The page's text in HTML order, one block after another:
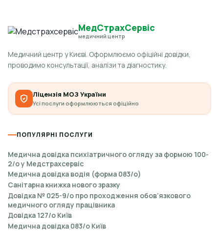
МедСтрахСервіс
медичний центр
Медичний центр у Києві. Оформлюємо офіційні довідки,
проводимо консультації, аналізи та діагностику.
Ліцензія МОЗ України
Усі послуги оформлюються офіційно
ПОПУЛЯРНІ ПОСЛУГИ
Медична довідка психіатричного огляду за формою 100-
2/о у Медстрахсервіс
Медична довідка водія (форма 083/о)
Санітарна книжка нового зразку
Довідка № 025-9/о про проходження обов’язкового
медичного огляду працівника
Довідка 127/о Київ
Медична довідка 083/о Київ